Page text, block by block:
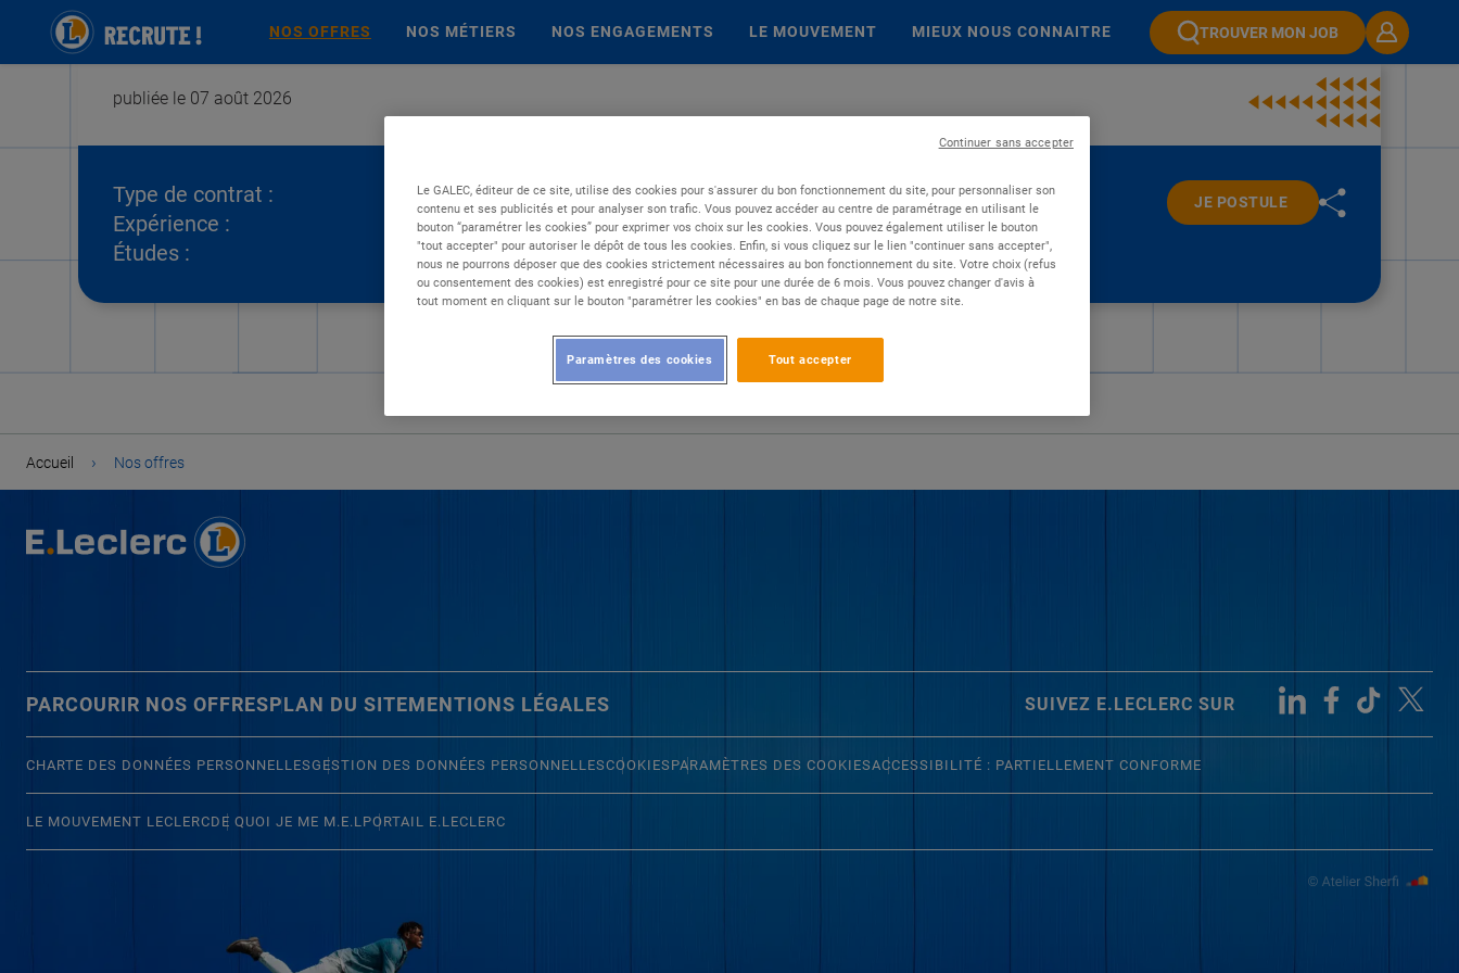
NOS OFFRES NOS MÉTIERS NOS ENGAGEMENTS LE MOUVEMENT MIEUX NOUS CONNAITRE TROUVER MON JOB
publiée le 07 août 2026
Type de contrat :
Expérience :
Études :
JE POSTULE
Accueil › Nos offres
PARCOURIR NOS OFFRESPLAN DU SITEMENTIONS LÉGALES SUIVEZ E.LECLERC SUR
CHARTE DES DONNÉES PERSONNELLESGESTION DES DONNÉES PERSONNELLESCOOKIES PARAMÈTRES DES COOKIESACCESSIBILITÉ : PARTIELLEMENT CONFORME
LE MOUVEMENT LECLERCDE QUOI JE ME M.E.LPORTAIL E.LECLERC
Le GALEC, éditeur de ce site, utilise des cookies pour s'assurer du bon fonctionnement du site, pour personnaliser son
contenu et ses publicités et pour analyser son trafic. Vous pouvez accéder au centre de paramétrage en utilisant le
bouton “paramétrer les cookies” pour exprimer vos choix sur les cookies. Vous pouvez également utiliser le bouton
"tout accepter" pour autoriser le dépôt de tous les cookies. Enfin, si vous cliquez sur le lien "continuer sans accepter",
nous ne pourrons déposer que des cookies strictement nécessaires au bon fonctionnement du site. Votre choix (refus
ou consentement des cookies) est enregistré pour ce site pour une durée de 6 mois. Vous pouvez changer d'avis à
tout moment en cliquant sur le bouton "paramétrer les cookies" en bas de chaque page de notre site.
Tout accepter
Paramètres des cookies
Continuer sans accepter